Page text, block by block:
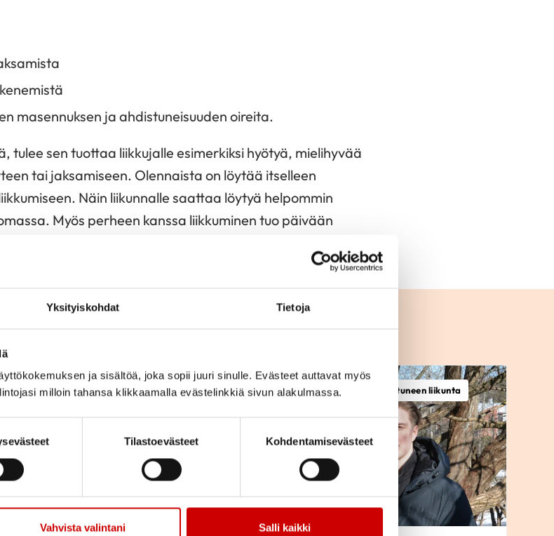
Yksityiskohdat Tietoja
ja sisältöä, joka sopii juuri sinulle. Evästeet auttavat myös
milloin tahansa klikkaamalla evästelinkkiä sivun alakulmassa.
Tilastoevästeet Kohdentamisevästeet
Vahvista valintani Salli kaikki
masennuksen ja ahdistuneisuuden oireita.
tulee sen tuottaa liikkujalle esimerkiksi hyötyä, mielihyvää
tai jaksamiseen. Olennaista on löytää itselleen
Näin liikunnalle saattaa löytyä helpommin
Myös perheen kanssa liikkuminen tuo päivään
yhteistyö E Kardiomyopatiat, Sairastuneen liikunta